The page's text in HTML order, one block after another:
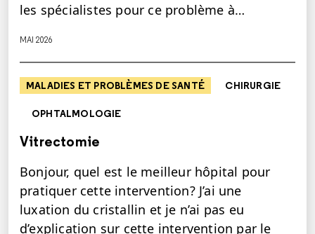
les spécialistes pour ce problème à…
MAI 2026
MALADIES ET PROBLÈMES DE SANTÉ CHIRURGIE
OPHTALMOLOGIE
Vitrectomie
Bonjour, quel est le meilleur hôpital pour
pratiquer cette intervention? J’ai une
luxation du cristallin et je n’ai pas eu
d’explication sur cette intervention par le